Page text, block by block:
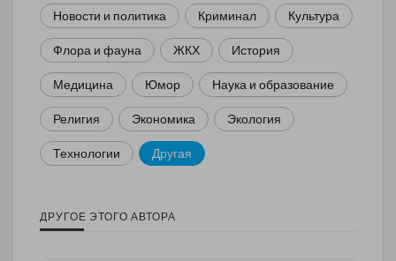
Новости и политика Криминал Культура
Флора и фауна ЖКХ История
Медицина Юмор Наука и образование
Религия Экономика Экология
Технологии Другая
ДРУГОЕ ЭТОГО АВТОРА